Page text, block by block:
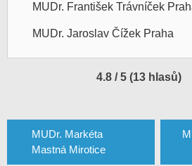
MUDr. František Trávníček
MUDr. Jaroslav Čížek Praha
4.8 / 5 (13 hlasů)
příspěvek
MUDr. Markéta
Mastná Mirotice